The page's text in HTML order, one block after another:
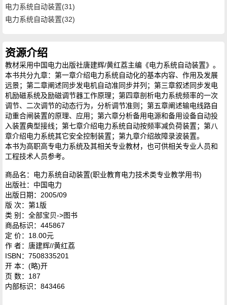
电力系统自动装置(31)
电力系统自动装置(32)
资源介绍
教材采用中国电力出版社唐建辉/黄红荔主编《电力系统自动装置》。
本书共分九章：第一章介绍电力系统自动化的基本内容、作用及发展
远景；第二章阐述同步发电机自动准同步并列；第三章叙述同步发电
机励磁系统及励磁调节器工作原理；第四章剖析电力系统频率的一次
调节、二次调节的动态行为，分析调节准则；第五章阐述输电线路自
动重合闸装置的原理、应用；第六章分析备用电源和备用设备自动投
入装置典型接线；第七章介绍电力系统自动按频率减负荷装置；第八
章介绍电力系统其它安全控制装置；第九章介绍故障录波装置。
本书为高职高专电力系统及其相关专业教材，也可供相关专业人员和
工程技术人员参考。
商品名：电力系统自动装置(职业教育电力技术类专业教学用书)
出版社：中国电力
出版日期：2005/09
版 次：第1版
类 别：全部宝贝->图书
商品标识：445867
定 价：18.00元
作 者：唐建辉//黄红荔
ISBN：7508335201
开 本：(略)开
页 数：187
内部标识：843466